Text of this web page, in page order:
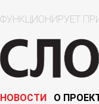
ФУНКЦИОНИРУЕТ
НОВОСТИ О